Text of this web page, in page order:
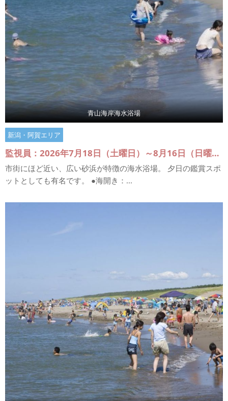
青山海岸海水浴場
新潟・阿賀エリア
監視員：2026年7月18日（土曜日）～8月16日（日曜日）
市街にほど近い、広い砂浜が特徴の海水浴場。 夕日の鑑賞スポ
ットとしても有名です。 ●海開き：...